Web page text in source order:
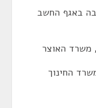
באגף החשב
משרד האוצר
החינוך